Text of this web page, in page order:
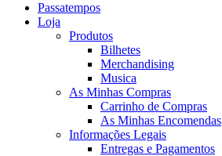
Passatempos
Loja
Produtos
Bilhetes
Merchandising
Musica
As Minhas Compras
Carrinho de Compras
As Minhas Encomendas
Informações Legais
Entregas e Pagamentos